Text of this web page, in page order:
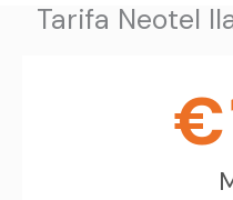
Tarifa Neotel
€